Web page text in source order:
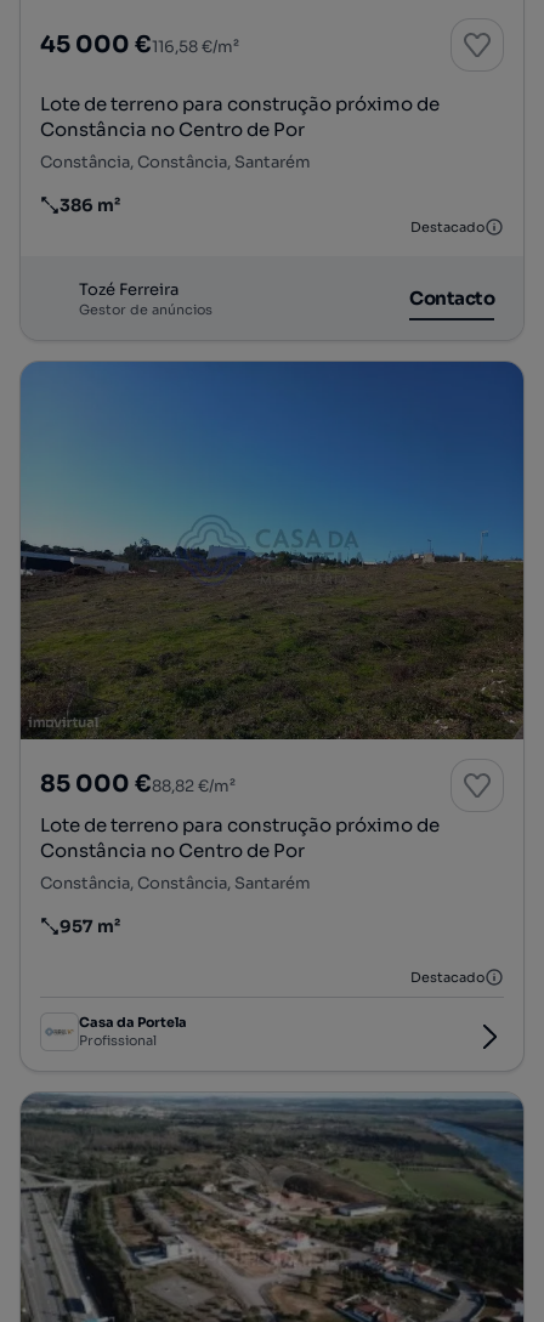
45 000 €116,58 €/m²
Lote de terreno para construção próximo de
Constância no Centro de Por
Constância, Constância, Santarém
Preço por metro quadrado
386 m²
Destacado
Tozé Ferreira
Gestor de anúncios Contacto
85 000 €88,82 €/m²
Lote de terreno para construção próximo de
Constância no Centro de Por
Constância, Constância, Santarém
Preço por metro quadrado
957 m²
Destacado
Casa da Portela
Profissional